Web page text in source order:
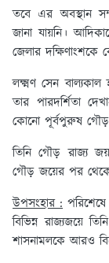
তবে এর অবস্থান
জানা যায়নি।
জেলার দক্ষিণাংশকে
লক্ষ্মণ সেন
তার পারদর্শিতা
কোনো পূর্বপুরুষ গৌড়
তিনি গৌড় রাজ্য
গৌড় জয়ের পর
উপসংহার :
বিভিন্ন রাজ্যজয়ে
শাসনামলকে আরও